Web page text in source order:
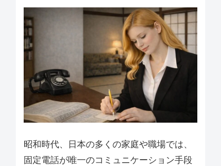
昭和時代、日本の多くの家庭や職場では、
固定電話が唯一のコミュニケーション手段